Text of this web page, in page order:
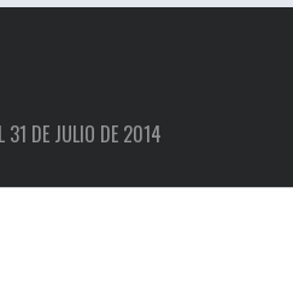
31 DE JULIO DE 2014